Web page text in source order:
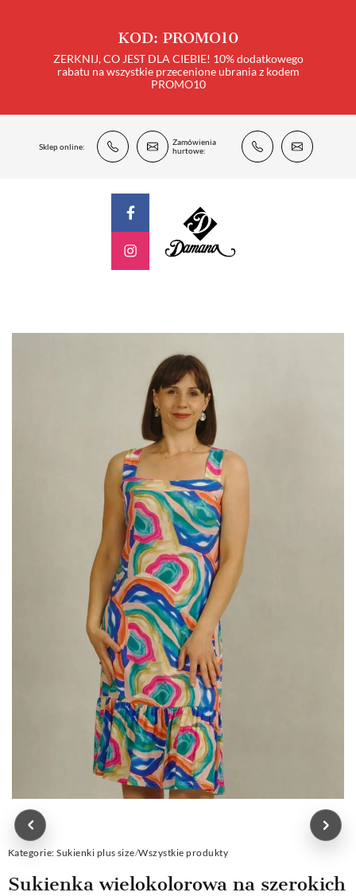
KOD: PROMO10
ZERKNIJ, CO JEST DLA CIEBIE! 10% dodatkowego
rabatu na wszystkie przecenione ubrania z kodem
PROMO10
Sklep online:
Zamówienia
hurtowe:
Kategorie: Sukienki plus size/Wszystkie produkty
Sukienka wielokolorowa na szerokich